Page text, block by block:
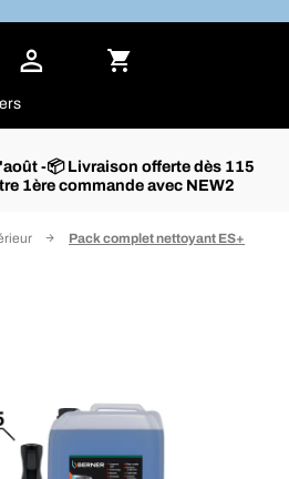
-📦 Livraison offerte dès 115
1ère commande avec NEW2
Pack complet nettoyant ES+